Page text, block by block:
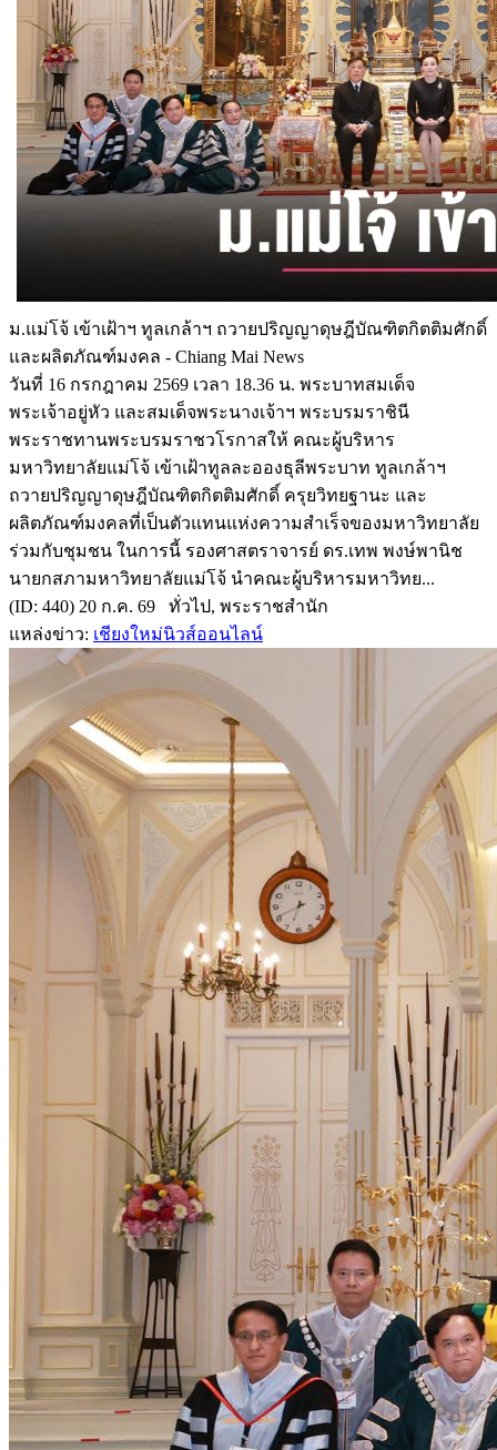
ม.แม่โจ้ เข้าเฝ้าฯ ทูลเกล้าฯ ถวายปริญญาดุษฎีบัณฑิตกิตติมศักดิ์
และผลิตภัณฑ์มงคล - Chiang Mai News
วันที่ 16 กรกฎาคม 2569 เวลา 18.36 น. พระบาทสมเด็จ
พระเจ้าอยู่หัว และสมเด็จพระนางเจ้าฯ พระบรมราชินี
พระราชทานพระบรมราชวโรกาสให้ คณะผู้บริหาร
มหาวิทยาลัยแม่โจ้ เข้าเฝ้าทูลละอองธุลีพระบาท ทูลเกล้าฯ
ถวายปริญญาดุษฎีบัณฑิตกิตติมศักดิ์ ครุยวิทยฐานะ และ
ผลิตภัณฑ์มงคลที่เป็นตัวแทนแห่งความสำเร็จของมหาวิทยาลัย
ร่วมกับชุมชน ในการนี้ รองศาสตราจารย์ ดร.เทพ พงษ์พานิช
นายกสภามหาวิทยาลัยแม่โจ้ นำคณะผู้บริหารมหาวิทย...
(ID: 440) 20 ก.ค. 69 ทั่วไป, พระราชสำนัก
แหล่งข่าว: เชียงใหม่นิวส์ออนไลน์